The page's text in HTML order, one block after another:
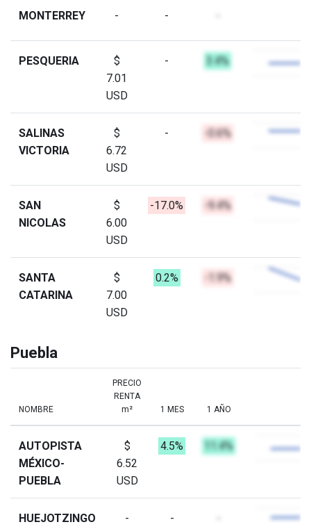
MONTERREY - -
PESQUERIA
$
7.01
USD
- 3.4%
SALINAS
VICTORIA
$
6.72
USD
- -0.6%
SAN
NICOLAS
$
6.00
USD
-17.0% -9.4%
SANTA
CATARINA
$
7.00
USD
0.2% -1.9%
Puebla
NOMBRE
PRECIO
RENTA
m²
1 MES 1 AÑO
AUTOPISTA
MÉXICO-
PUEBLA
$
6.52
USD
4.5% 11.4%
HUEJOTZINGO - -